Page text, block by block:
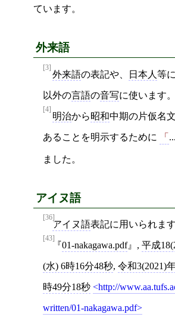
ています。
外来語
[3]
外来語の表記や、 日本人 等
以外の言語の音写に使います。
[4]
明治から昭和中期の片仮名
あることを明示するために 「 ...
ました。
アイヌ語
[36]
アイヌ語表記に用いられます
[43]
01-nakagawa.pdf , 平成
(水) 6時16分48秒, 令和3(2021)
時49分18秒 http://
written/01-nakagawa.pdf